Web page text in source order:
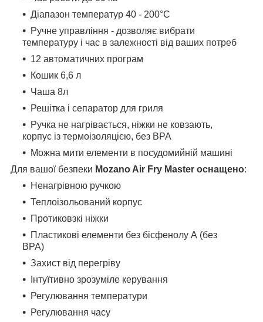
Діапазон температур 40 - 200°C
Ручне управління - дозволяє вибрати
температуру і час в залежності від ваших потреб
12 автоматичних програм
Кошик 6,6 л
Чаша 8л
Решітка і сепаратор для гриля
Ручка не нагрівається, ніжки не ковзають,
корпус із термоізоляцією, без BPA
Можна мити елементи в посудомийній машині
Для вашої безпеки Mozano Air Fry Master оснащено:
Ненагрівною ручкою
Теплоізольований корпус
Протиковзкі ніжки
Пластикові елементи без бісфенолу А (без
BPA)
Захист від перегріву
Інтуїтивно зрозуміле керування
Регулювання температури
Регулювання часу